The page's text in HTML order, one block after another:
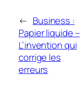
← Business :
Papier liquide –
L’invention qui
corrige les
erreurs